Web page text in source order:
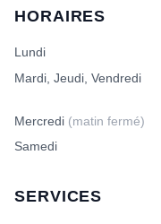
HORAIRES
Lundi
Mardi, Jeudi, Vendredi
Mercredi (matin fermé)
Samedi
SERVICES